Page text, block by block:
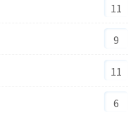
11
9
11
6